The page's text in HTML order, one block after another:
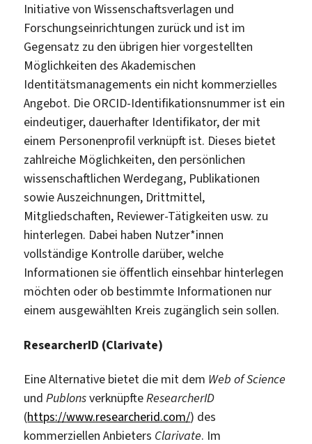
Initiative von Wissenschaftsverlagen und
Forschungseinrichtungen zurück und ist im
Gegensatz zu den übrigen hier vorgestellten
Möglichkeiten des Akademischen
Identitätsmanagements ein nicht kommerzielles
Angebot. Die ORCID-Identifikationsnummer ist ein
eindeutiger, dauerhafter Identifikator, der mit
einem Personenprofil verknüpft ist. Dieses bietet
zahlreiche Möglichkeiten, den persönlichen
wissenschaftlichen Werdegang, Publikationen
sowie Auszeichnungen, Drittmittel,
Mitgliedschaften, Reviewer-Tätigkeiten usw. zu
hinterlegen. Dabei haben Nutzer*innen
vollständige Kontrolle darüber, welche
Informationen sie öffentlich einsehbar hinterlegen
möchten oder ob bestimmte Informationen nur
einem ausgewählten Kreis zugänglich sein sollen.
ResearcherID (Clarivate)
Eine Alternative bietet die mit dem Web of Science
undPublonsverknüpfteResearcherID
(https://www.researcherid.com/) des
kommerziellen Anbieters Clarivate. Im